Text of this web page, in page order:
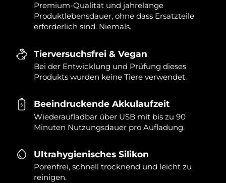
Premium-Qualität und jahrelange
Produktlebensdauer, ohne dass Ersatzteile
erforderlich sind. Niemals.
Tierversuchsfrei & Vegan
Bei der Entwicklung und Prüfung dieses
Produkts wurden keine Tiere verwendet.
Beeindruckende Akkulaufzeit
Wiederaufladbar über USB mit bis zu 90
Minuten Nutzungsdauer pro Aufladung.
Ultrahygienisches Silikon
Porenfrei, schnell trocknend und leicht zu
reinigen.